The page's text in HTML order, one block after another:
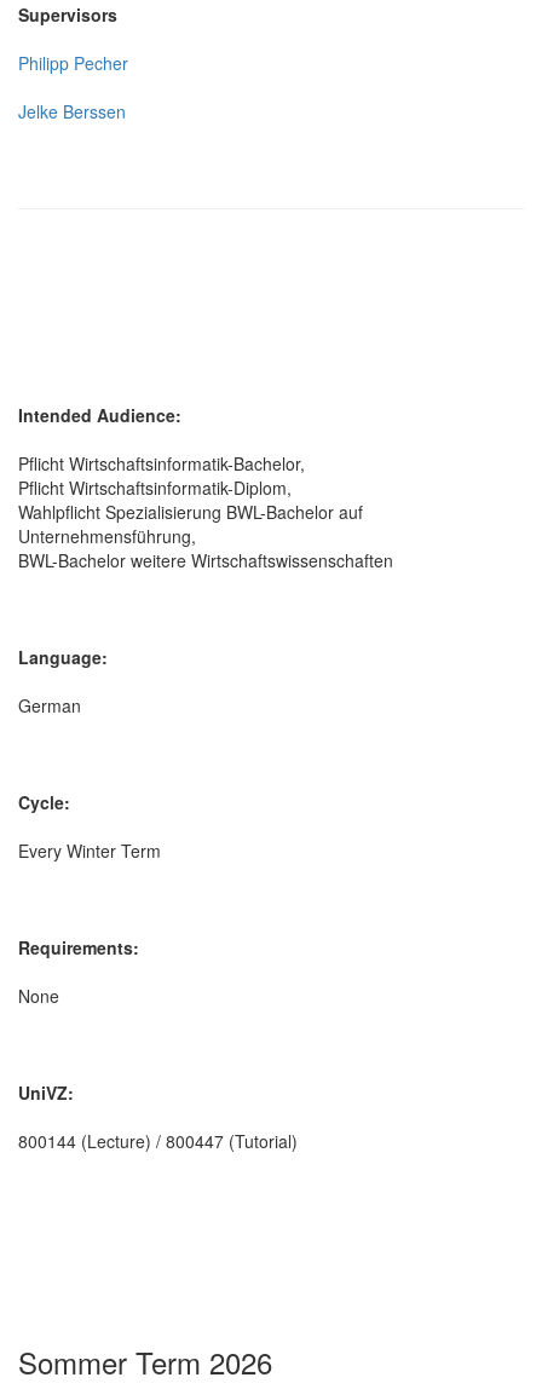
Supervisors
Philipp Pecher
Jelke Berssen
Intended Audience:
Pflicht Wirtschaftsinformatik-Bachelor,
Pflicht Wirtschaftsinformatik-Diplom,
Wahlpflicht Spezialisierung BWL-Bachelor auf
Unternehmensführung,
BWL-Bachelor weitere Wirtschaftswissenschaften
Language:
German
Cycle:
Every Winter Term
Requirements:
None
UniVZ:
800144 (Lecture) / 800447 (Tutorial)
Sommer Term 2026